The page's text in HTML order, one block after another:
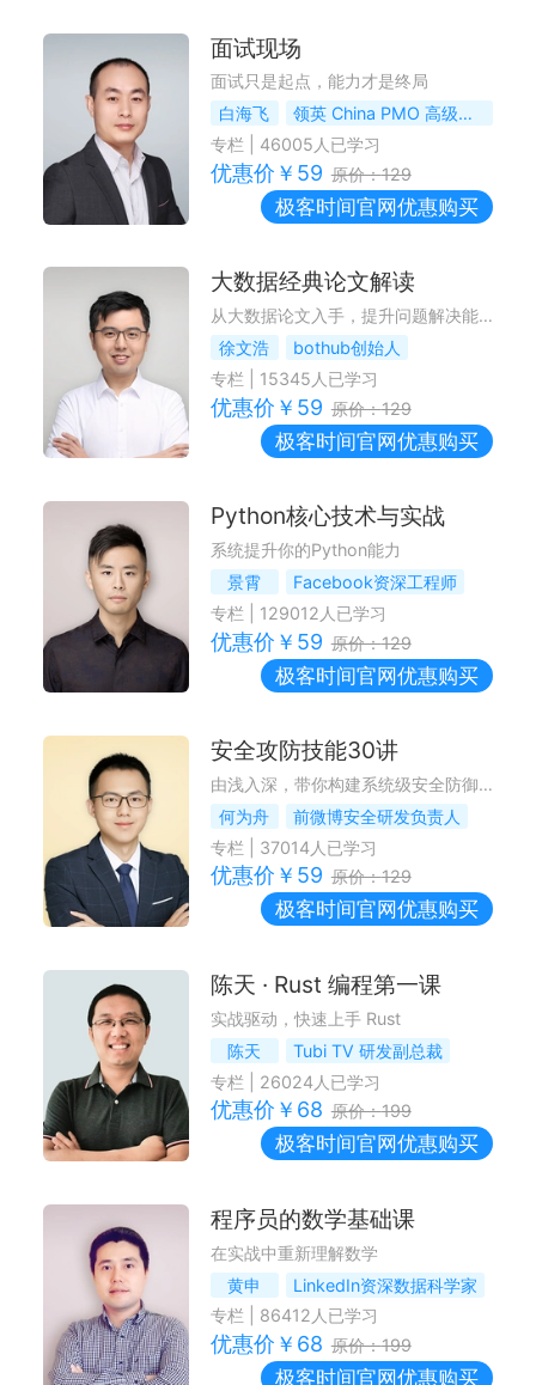
面试现场
面试只是起点，能力才是终局
白海飞
领英 China PMO 高级经理
专栏
46005 人已学习
优惠价￥ 59 原价：129
极客时间官网优惠购买
大数据经典论文解读
从大数据论文入手，提升问题解决能力
徐文浩
bothub创始人
专栏
15345 人已学习
优惠价￥ 59 原价：129
极客时间官网优惠购买
Python核心技术与实战
系统提升你的Python能力
景霄
Facebook资深工程师
专栏
129012 人已学习
优惠价￥ 59 原价：129
极客时间官网优惠购买
安全攻防技能30讲
由浅入深，带你构建系统级安全防御体系
何为舟
前微博安全研发负责人
专栏
37014人已学习
优惠价￥ 59 原价：129
极客时间官网优惠购买
陈天 · Rust 编程第一课
实战驱动，快速上手 Rust
陈天
Tubi TV 研发副总裁
专栏
26024人已学习
优惠价￥ 68 原价：199
极客时间官网优惠购买
程序员的数学基础课
在实战中重新理解数学
黄申
LinkedIn资深数据科学家
专栏
86412人已学习
优惠价￥ 68 原价：199
极客时间官网优惠购买